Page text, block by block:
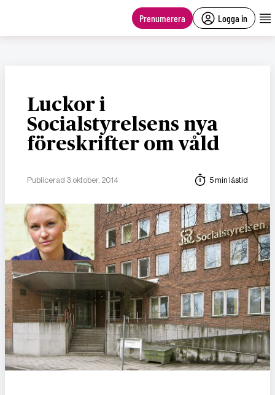
Prenumerera Logga in
Luckor i
Socialstyrelsens nya
föreskrifter om våld
Publicerad 3 oktober, 2014 5 min lästid